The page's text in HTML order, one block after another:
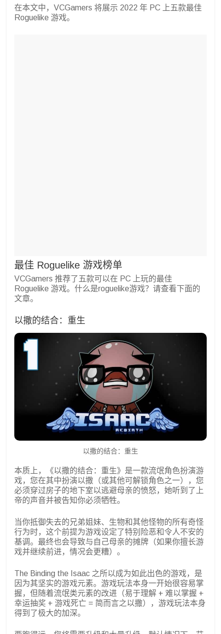
在本文中，VCGamers 将展示 2022 年 PC 上五款最佳
Roguelike 游戏。
最佳 Roguelike 游戏榜单
VCGamers 推荐了五款可以在 PC 上玩的最佳
Roguelike 游戏。什么是roguelike游戏？请查看下面的
文章。
以撒的结合：重生
以撒的结合：重生
本质上，《以撒的结合：重生》是一款流氓角色扮演游
戏，您在其中扮演以撒（或其他可解锁角色之一），您
必须穿过房子的地下室以逃避母亲的愤怒，她听到了上
帝的声音并被告知你必须牺牲。
当你抵御失去的兄弟姐妹、生物和其他怪物的所有奇怪
行为时，这个前提为游戏设定了特别险恶和令人不安的
基调。最终也会导致与自己母亲的摊牌（如果你擅长游
戏并继续前进，情况会更糟）。
The Binding the Isaac 之所以成为如此出色的游戏，是
因为其坚实的游戏元素。游戏玩法本身一开始很容易掌
握，但随着流氓类元素的改进（易于理解 + 难以掌握 +
幸运抽奖 + 游戏死亡 = 简而言之以撒），游戏玩法本身
得到了极大的加深。